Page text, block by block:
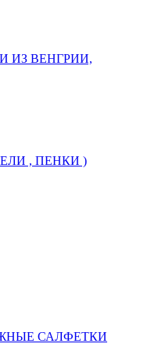
ИЗ ВЕНГРИИ,
, ПЕНКИ )
САЛФЕТКИ